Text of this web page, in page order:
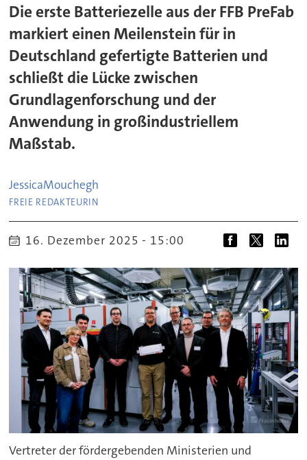
Die erste Batteriezelle aus der FFB PreFab
markiert einen Meilenstein für in
Deutschland gefertigte Batterien und
schließt die Lücke zwischen
Grundlagenforschung und der
Anwendung in großindustriellem
Maßstab.
JessicaMouchegh
FREIE REDAKTEURIN
16. Dezember 2025 - 15:00
Vertreter der fördergebenden Ministerien und